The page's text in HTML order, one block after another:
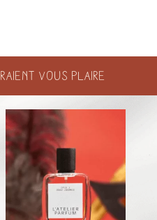
vous plaire